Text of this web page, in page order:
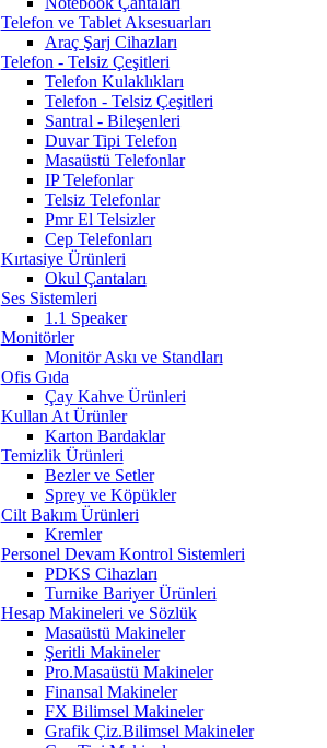
Telefon ve Tablet Aksesuarları
Araç Şarj Cihazları
Telefon - Telsiz Çeşitleri
Telefon Kulaklıkları
Telefon - Telsiz Çeşitleri
Santral - Bileşenleri
Duvar Tipi Telefon
Masaüstü Telefonlar
IP Telefonlar
Telsiz Telefonlar
Pmr El Telsizler
Cep Telefonları
Kırtasiye Ürünleri
Okul Çantaları
Ses Sistemleri
1.1 Speaker
Monitörler
Monitör Askı ve Standları
Ofis Gıda
Çay Kahve Ürünleri
Kullan At Ürünler
Karton Bardaklar
Temizlik Ürünleri
Bezler ve Setler
Sprey ve Köpükler
Cilt Bakım Ürünleri
Kremler
Personel Devam Kontrol Sistemleri
PDKS Cihazları
Turnike Bariyer Ürünleri
Hesap Makineleri ve Sözlük
Masaüstü Makineler
Şeritli Makineler
Pro.Masaüstü Makineler
Finansal Makineler
FX Bilimsel Makineler
Grafik Çiz.Bilimsel Makineler